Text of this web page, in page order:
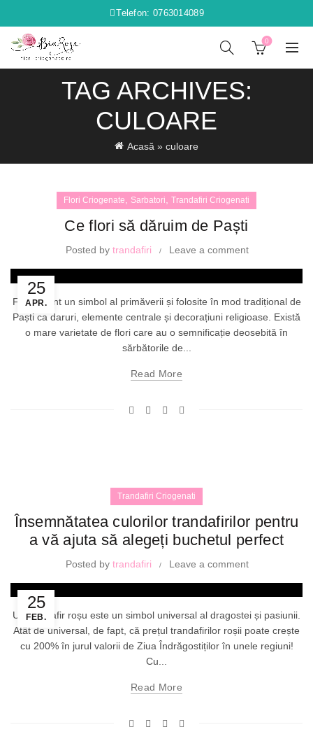
Telefon: 0763014089
0
TAG ARCHIVES:
CULOARE
Acasă » culoare
Flori Criogenate Sarbatori Trandafiri Criogenati
Ce flori să dăruim de Paști
Posted by trandafiri Leave a comment
25
APR.
Florile sunt un simbol al primăverii și folosite în mod tradițional de
Paști ca daruri, elemente centrale și decorațiuni religioase. Există
o mare varietate de flori care au o semnificație deosebită în
sărbătorile de...
Read More
Trandafiri Criogenati
Însemnătatea culorilor trandafirilor pentru
a vă ajuta să alegeți buchetul perfect
Posted by trandafiri Leave a comment
25
FEB.
Un trandafir roșu este un simbol universal al dragostei și pasiunii.
Atât de universal, de fapt, că prețul trandafirilor roșii poate crește
cu 200% în jurul valorii de Ziua Îndrăgostiților în unele regiuni!
Cu...
Read More